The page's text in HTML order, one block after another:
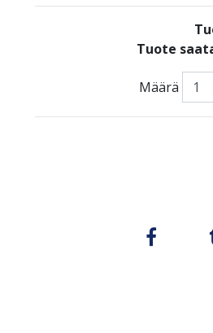
Tuote
Määrä